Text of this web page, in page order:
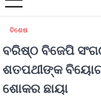
ବିଶେଷ
ବରିଷ୍ଠ ବିଜେପି
ଶତପଥୀଙ୍କ
ଶୋକର ଛାୟା